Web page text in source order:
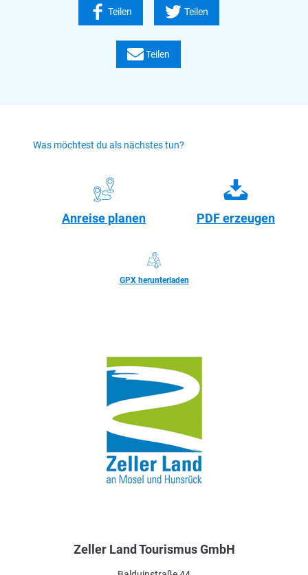
Teilen Teilen
Teilen
Was möchtest du als nächstes tun?
Anreise planen PDF erzeugen
GPX herunterladen
Zeller Land Tourismus GmbH